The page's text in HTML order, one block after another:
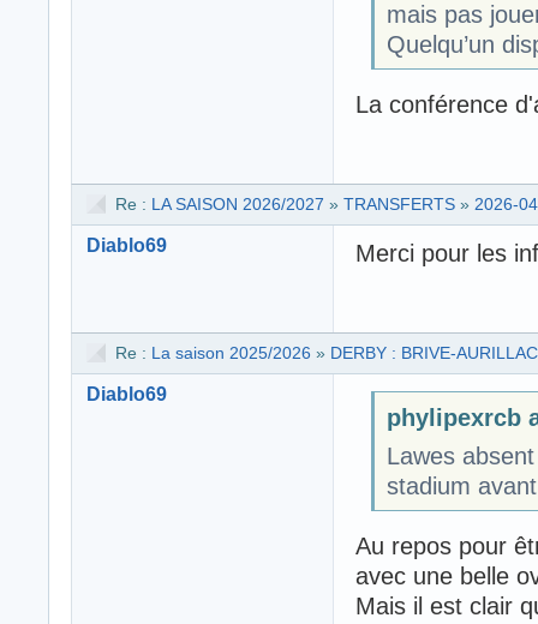
mais pas
Quelqu’un
La conférence
Re : LA SAISON 2026/2027 » TRANSFERTS » 2026-
Diablo69 Merci pour les
Re : La saison 2025/2026 » DERBY : BRIVE-AURILLAC
Diablo69
phylipexrcb
Lawes
stadium
Au repos pour
avec une belle
Mais il est clair